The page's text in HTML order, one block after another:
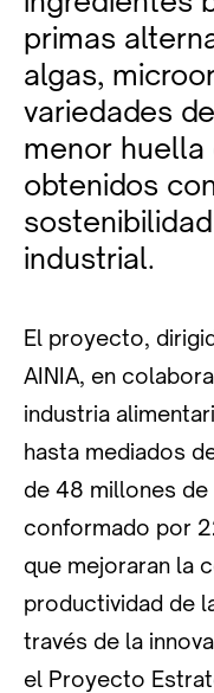
primas
algas,
variedades
menor
obtenidos
industrial.
El proyecto,
AINIA, en
industria
hasta mediados
de 48 millones de
conformado por
que mejoraran la
productividad de
través de la
el Proyecto